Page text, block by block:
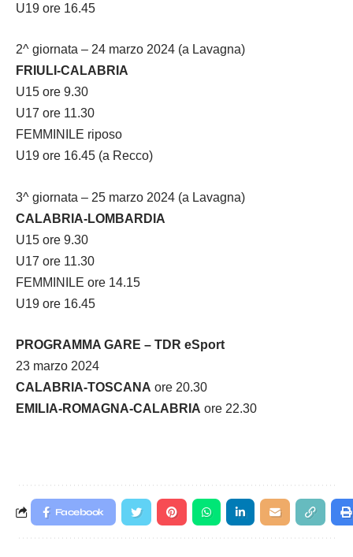
U19 ore 16.45
2^ giornata – 24 marzo 2024 (a Lavagna)
FRIULI-CALABRIA
U15 ore 9.30
U17 ore 11.30
FEMMINILE riposo
U19 ore 16.45 (a Recco)
3^ giornata – 25 marzo 2024 (a Lavagna)
CALABRIA-LOMBARDIA
U15 ore 9.30
U17 ore 11.30
FEMMINILE ore 14.15
U19 ore 16.45
PROGRAMMA GARE – TDR eSport
23 marzo 2024
CALABRIA-TOSCANA ore 20.30
EMILIA-ROMAGNA-CALABRIA ore 22.30
Facebook